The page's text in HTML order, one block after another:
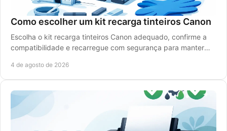
Como escolher um kit recarga tinteiros Canon
Escolha o kit recarga tinteiros Canon adequado, confirme a
compatibilidade e recarregue com segurança para manter
4 de agosto de 2026